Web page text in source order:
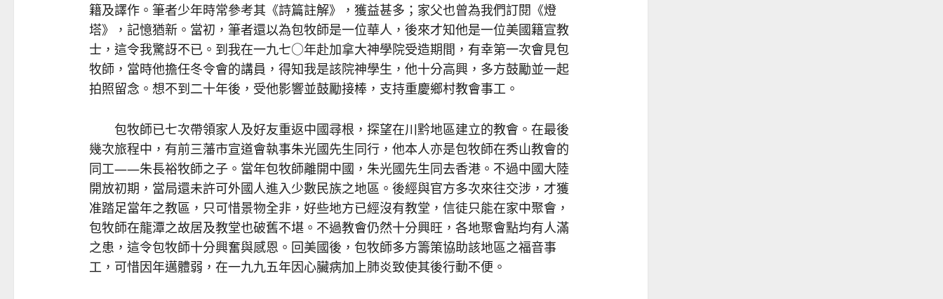
籍及譯作。筆者少年時常參考其《詩篇註解》，獲益甚多；家父也曾為我們訂閱《燈
塔》，記憶猶新。當初，筆者還以為包牧師是一位華人，後來才知他是一位美國籍宣教
士，這令我驚訝不已。到我在一九七○年赴加拿大神學院受造期間，有幸第一次會見包
牧師，當時他擔任冬令會的講員，得知我是該院神學生，他十分高興，多方鼓勵並一起
拍照留念。想不到二十年後，受他影響並鼓勵接棒，支持重慶鄉村教會事工。
包牧師已七次帶領家人及好友重返中國尋根，探望在川黔地區建立的教會。在最後
幾次旅程中，有前三藩市宣道會執事朱光國先生同行，他本人亦是包牧師在秀山教會的
同工——朱長裕牧師之子。當年包牧師離開中國，朱光國先生同去香港。不過中國大陸
開放初期，當局還未許可外國人進入少數民族之地區。後經與官方多次來往交涉，才獲
准踏足當年之教區，只可惜景物全非，好些地方已經沒有教堂，信徒只能在家中聚會，
包牧師在龍潭之故居及教堂也破舊不堪。不過教會仍然十分興旺，各地聚會點均有人滿
之患，這令包牧師十分興奮與感恩。回美國後，包牧師多方籌策協助該地區之福音事
工，可惜因年邁體弱，在一九九五年因心臟病加上肺炎致使其後行動不便。